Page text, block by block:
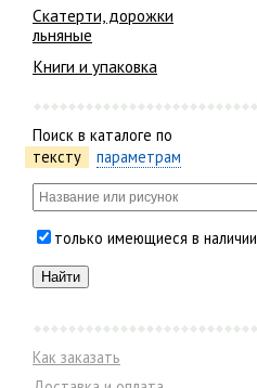
Скатерти, дорожки
льняные
Книги и упаковка
Поиск в каталоге по
тексту
параметрам
только имеющиеся в наличии
Как заказать